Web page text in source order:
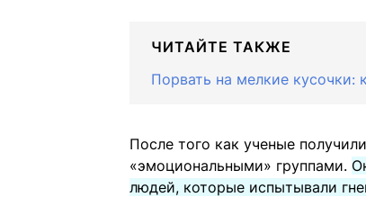
ЧИТАЙТЕ ТАКЖЕ
Порвать на мелкие кусочки:
После того как ученые
«эмоциональными» группами.
людей, которые испытывали